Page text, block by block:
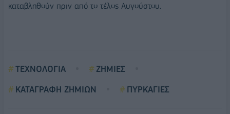
καταβληθούν πριν από το τέλος Αυγούστου.
ΤΕΧΝΟΛΟΓΙΑ
ΖΗΜΙΕΣ
ΚΑΤΑΓΡΑΦΗ ΖΗΜΙΩΝ
ΠΥΡΚΑΓΙΕΣ